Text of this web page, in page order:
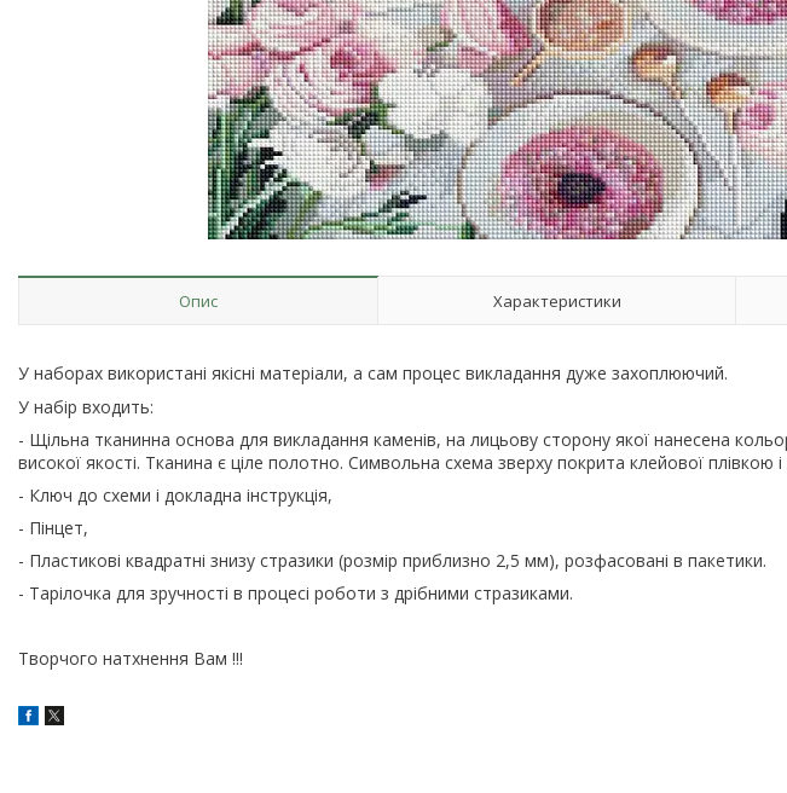
Опис Характеристики
У наборах використані якісні матеріали, а сам процес викладання дуже захоплюючий.
У набір входить:
- Щільна тканинна основа для викладання каменів, на лицьову сторону якої нанесена
високої якості. Тканина є ціле полотно. Символьна схема зверху покрита клейової плівкою
- Ключ до схеми і докладна інструкція,
- Пінцет,
- Пластикові квадратні знизу стразики (розмір приблизно 2,5 мм), розфасовані в пакетики.
- Тарілочка для зручності в процесі роботи з дрібними стразиками.
Творчого натхнення Вам !!!